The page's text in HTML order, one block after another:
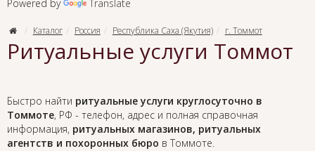
Powered by Translate
Каталог Россия Республика Саха (Якутия) г. Томмот
Ритуальные услуги Томмот
Быстро найти ритуальные услуги круглосуточно в
Томмоте, РФ - телефон, адрес и полная справочная
информация, ритуальных магазинов, ритуальных
агентств и похоронных бюро в Томмоте.